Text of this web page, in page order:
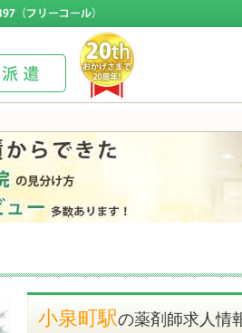
小泉町駅の薬剤師求人情